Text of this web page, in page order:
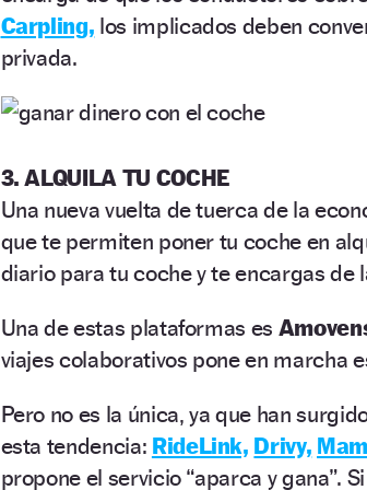
Carpling, los implicados deben
privada.
3. ALQUILA TU COCHE
Una nueva vuelta de tuerca de la
que te permiten poner tu coche en
diario para tu coche y te encargas de
Una de estas plataformas es
viajes colaborativos pone en marcha
Pero no es la única, ya que han
esta tendencia: RideLink, Drivy,
propone el servicio “aparca y gana”.